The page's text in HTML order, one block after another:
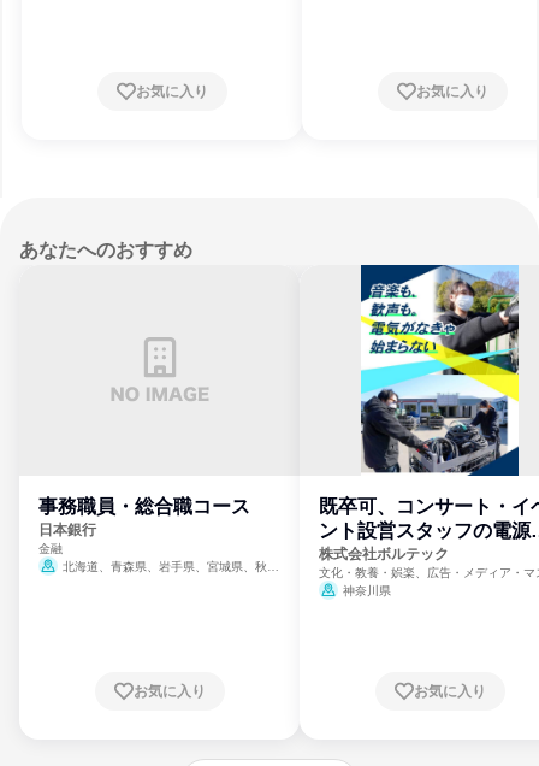
お気に入り お気に入り
あなたへのおすすめ
事務職員・総合職コース
日本銀行
金融
北海道、青森県、岩手県、宮城県、秋田
崎県、熊本県、大分県、宮崎県、鹿児島県、
お気に入り
既卒可、コンサート・イ
ント設営スタッフの電源
門
株式会社ボルテック
文化・教養・娯楽、広告・メディア・マ
ミ、電力・ガス・水道・エネルギー
神奈川県
お気に入り